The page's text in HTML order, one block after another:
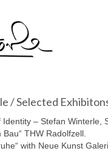
/ Selected
– Stefan Winterle,
THW Radolfzell.
with Neue Kunst